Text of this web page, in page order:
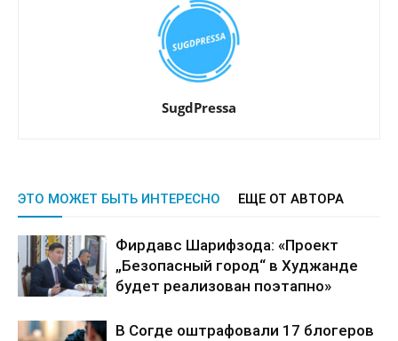
SugdPressa
ЭТО МОЖЕТ БЫТЬ ИНТЕРЕСНО ЕЩЕ ОТ АВТОРА
Фирдавс Шарифзода: «Проект
„Безопасный город“ в Худжанде
будет реализован поэтапно»
В Согде оштрафовали 17 блогеров